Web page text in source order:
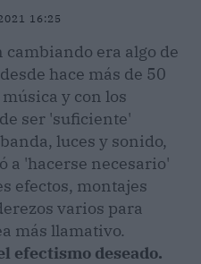
16:25
cambiando era algo de
hace más de 50
y con los
ser 'suficiente'
luces y sonido,
a 'hacerse necesario'
efectos, montajes
varios para
más llamativo.
efectismo deseado.